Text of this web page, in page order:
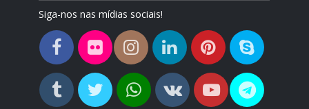
Siga-nos nas mídias sociais!